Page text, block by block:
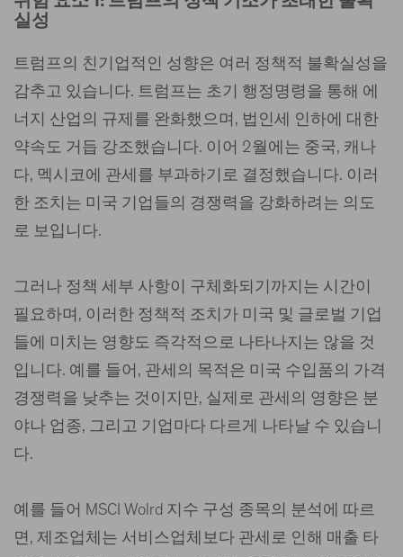
실성
트럼프의 친기업적인 성향은 여러 정책적 불확실성을
감추고 있습니다. 트럼프는 초기 행정명령을 통해 에
너지 산업의 규제를 완화했으며, 법인세 인하에 대한
약속도 거듭 강조했습니다. 이어 2월에는 중국, 캐나
다, 멕시코에 관세를 부과하기로 결정했습니다. 이러
한 조치는 미국 기업들의 경쟁력을 강화하려는 의도
로 보입니다.
그러나 정책 세부 사항이 구체화되기까지는 시간이
필요하며, 이러한 정책적 조치가 미국 및 글로벌 기업
들에 미치는 영향도 즉각적으로 나타나지는 않을 것
입니다. 예를 들어, 관세의 목적은 미국 수입품의 가격
경쟁력을 낮추는 것이지만, 실제로 관세의 영향은 분
야나 업종, 그리고 기업마다 다르게 나타날 수 있습니
다.
예를 들어 MSCI Wolrd 지수 구성 종목의 분석에 따르
면, 제조업체는 서비스업체보다 관세로 인해 매출 타